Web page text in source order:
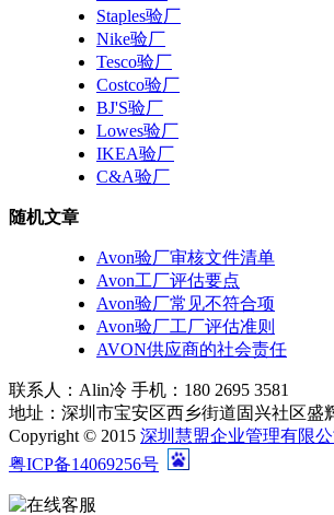
Staples验厂
Nike验厂
Tesco验厂
Costco验厂
BJ'S验厂
Lowes验厂
IKEA验厂
C&A验厂
随机文章
Avon验厂审核文件清单
Avon工厂评估要点
Avon验厂常见不符合项
Avon验厂工厂评估准则
AVON供应商的社会责任
联系人：Alin冷 手机：180 2695 3581
地址：深圳市宝安区西乡街道固兴社区盛
Copyright © 2015 深圳慧盟企业管理有限公
粤ICP备14069256号